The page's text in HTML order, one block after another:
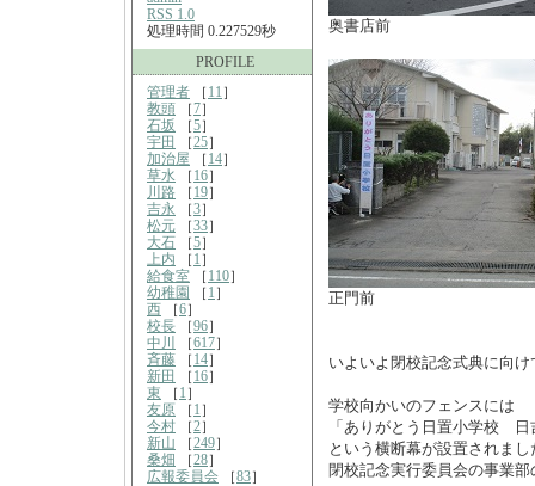
RSS 1.0
処理時間 0.227529秒
PROFILE
管理者 ［ 11 ］
教頭 ［7］
石坂 ［5］
宇田
［25］
加治屋 ［ 14］
草水 ［ 16］
川路 ［ 19］
吉永 ［3］
松元 ［33］
大石 ［5］
上内 ［ 1 ］
給食室 ［ 110］
幼稚園
［ 1 ］
西 ［6］
校長 ［96］
中川
［617］
斉藤 ［ 14］
新田
［ 16］
東 ［ 1 ］
友原 ［ 1 ］
今村 ［2］
新山 ［249］
桑畑
［28］
広報委員会 ［83］
奥書店前
正門前
いよいよ閉校記念式典に向
学校向かいのフェンスには
「ありがとう日置小学校
という横断幕が設置されまし
閉校記念実行委員会の事業